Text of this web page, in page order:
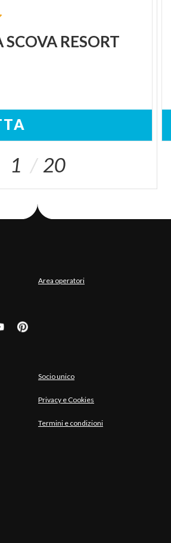
SCOVA RESORT
1 20
Area operatori
Socio unico
Privacy e Cookies
Termini e condizioni